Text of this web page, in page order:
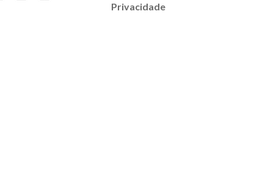
Privacidade